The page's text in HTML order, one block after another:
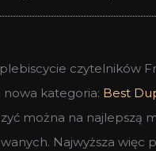
czytelników
nowa kategoria: Best
można na najlepszą
Najwyższa więc